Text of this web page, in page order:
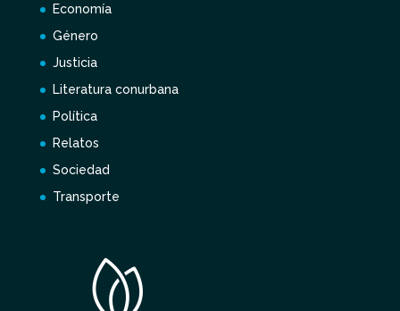
Economía
Género
Justicia
Literatura conurbana
Política
Relatos
Sociedad
Transporte